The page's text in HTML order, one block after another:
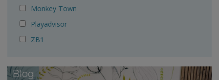
Monkey Town
Playadvisor
ZB1
Blog